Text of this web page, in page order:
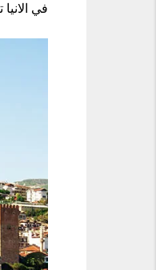
في الانيا تضيف 1.2 مليار يورو سنويا، وهذا